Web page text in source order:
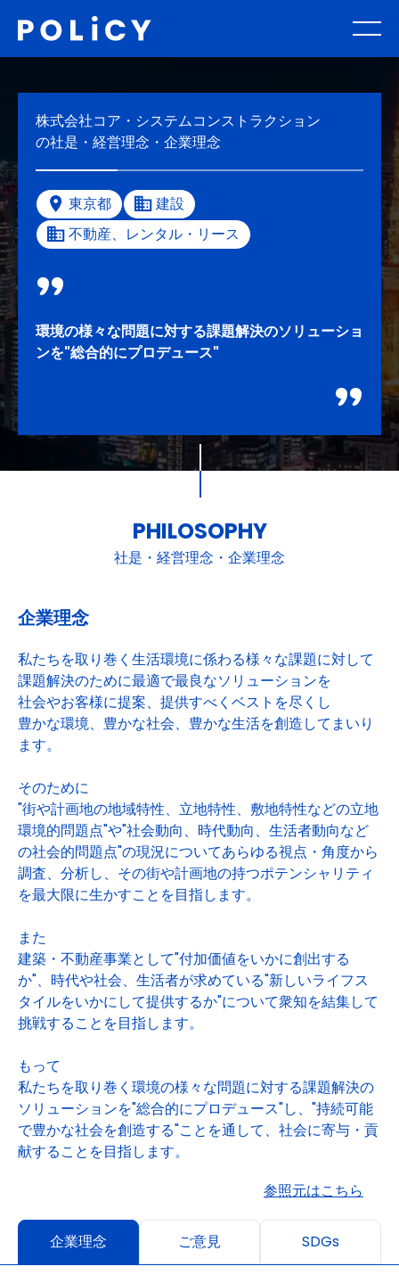
株式会社コア・システムコンストラクション
の社是・経営理念・企業理念
東京都
建設
不動産、レンタル・リース
環境の様々な問題に対する課題解決のソリューショ
ンを"総合的にプロデュース"
PHILOSOPHY
社是・経営理念・企業理念
企業理念
私たちを取り巻く生活環境に係わる様々な課題に対して
課題解決のために最適で最良なソリューションを
社会やお客様に提案、提供すべくベストを尽くし
豊かな環境、豊かな社会、豊かな生活を創造してまいり
ます。
そのために
"街や計画地の地域特性、立地特性、敷地特性などの立地
環境的問題点"や"社会動向、時代動向、生活者動向など
の社会的問題点"の現況についてあらゆる視点・角度から
調査、分析し、その街や計画地の持つポテンシャリティ
を最大限に生かすことを目指します。
また
建築・不動産事業として"付加価値をいかに創出する
か"、時代や社会、生活者が求めている"新しいライフス
タイルをいかにして提供するか"について衆知を結集して
挑戦することを目指します。
もって
私たちを取り巻く環境の様々な問題に対する課題解決の
ソリューションを"総合的にプロデュース"し、"持続可能
で豊かな社会を創造する"ことを通して、社会に寄与・貢
献することを目指します。
参照元はこちら
企業理念 ご意見 SDGs